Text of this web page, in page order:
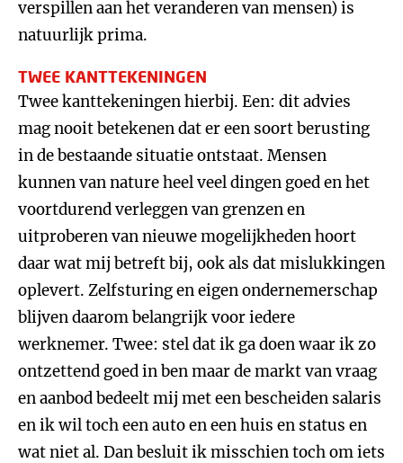
verspillen aan het veranderen van mensen) is
natuurlijk prima.
TWEE KANTTEKENINGEN
Twee kanttekeningen hierbij. Een: dit advies
mag nooit betekenen dat er een soort berusting
in de bestaande situatie ontstaat. Mensen
kunnen van nature heel veel dingen goed en het
voortdurend verleggen van grenzen en
uitproberen van nieuwe mogelijkheden hoort
daar wat mij betreft bij, ook als dat mislukkingen
oplevert. Zelfsturing en eigen ondernemerschap
blijven daarom belangrijk voor iedere
werknemer. Twee: stel dat ik ga doen waar ik zo
ontzettend goed in ben maar de markt van vraag
en aanbod bedeelt mij met een bescheiden salaris
en ik wil toch een auto en een huis en status en
wat niet al. Dan besluit ik misschien toch om iets